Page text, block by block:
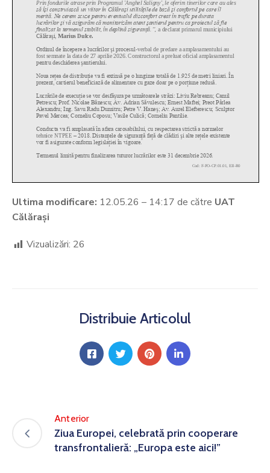
Ultima modificare: 12.05.26 – 14:17 de către UAT
Călărași
Vizualizări: 26
Distribuie Articolul
Anterior
Ziua Europei, celebrată prin cooperare
transfrontalieră: „Europa este aici!”